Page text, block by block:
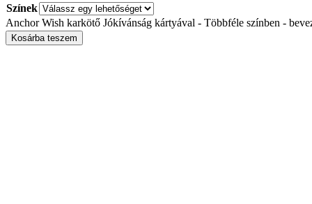
Színek
Anchor Wish karkötő Jókívánság kártyával - Többféle színben -
Kosárba teszem